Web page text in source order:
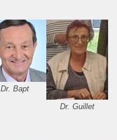
Dr. Bapt
Dr. Guillet